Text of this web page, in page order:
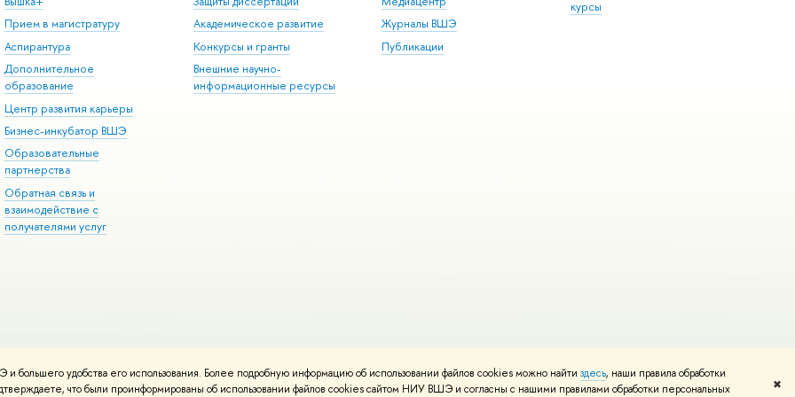
удобства его использования. Более подробную информацию об использовании файлов cookies можно найти здесь, наши правила обработки
что были проинформированы об использовании файлов cookies сайтом НИУ ВШЭ и согласны с нашими правилами обработки персональных ✖
Прием в магистратуру
Аспирантура
Дополнительное
образование
Центр развития карьеры
Бизнес-инкубатор ВШЭ
Образовательные
партнерства
Обратная связь и
взаимодействие с
получателями услуг
Академическое развитие
Конкурсы и гранты
Внешние научно-
информационные ресурсы
Журналы ВШЭ
Публикации
курсы
Редактору
Условия использования материалов Политика конфиденциальности Карта сайта
вШколе дизайна НИУ ВШЭ